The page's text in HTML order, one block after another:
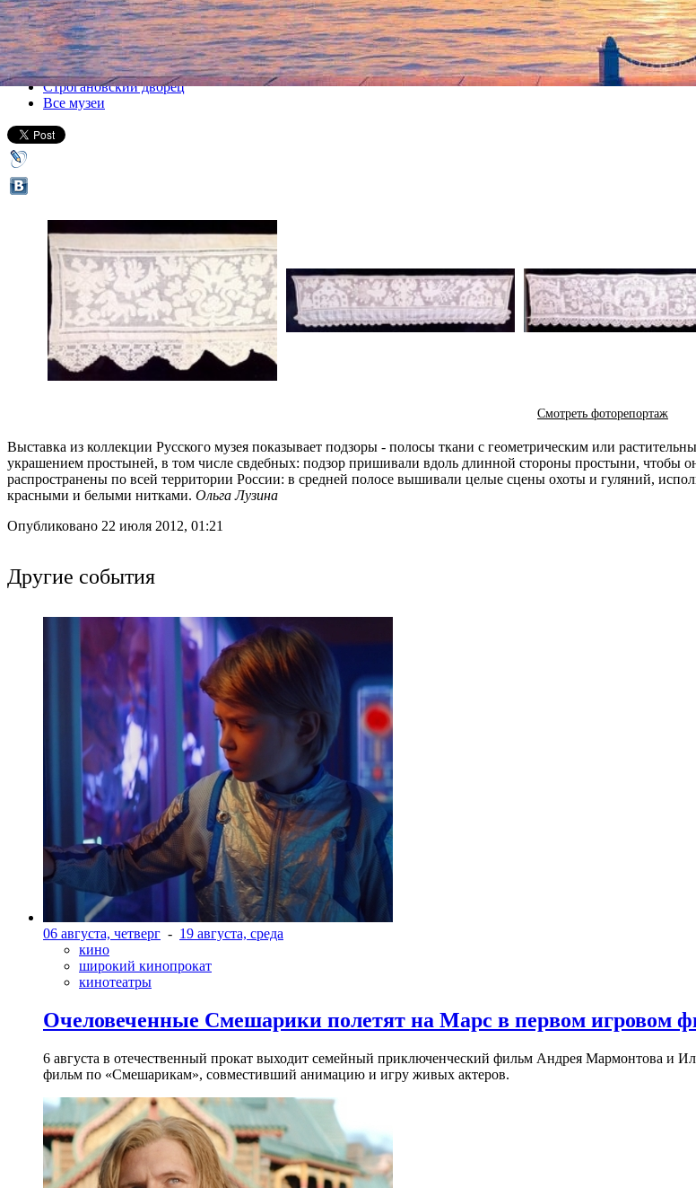
26 июля 2012, четверг-02 сентября 2012, воскресенье
Версия для печати
Все выставки
Строгановский дворец
Все музеи
Смотреть фоторепортаж
Выставка из коллекции Русского музея показывает подзоры - полосы ткани с геометрическим или
украшением простыней, в том числе свдебных: подзор пришивали вдоль длинной стороны простыни, чтобы
распространены по всей территории России: в средней полосе вышивали целые сцены охоты и гуляний,
красными и белыми нитками. Ольга Лузина
Опубликовано 22 июля 2012, 01:21
Другие события
06 августа, четверг - 19 августа, среда
кино
широкий кинопрокат
кинотеатры
Очеловеченные Смешарики полетят на Марс в первом игровом
6 августа в отечественный прокат выходит семейный приключенческий фильм Андрея Мармонтова
фильм по «Смешарикам», совместивший анимацию и игру живых актеров.